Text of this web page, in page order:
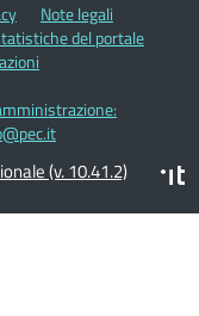
Note legali
del portale
(v. 10.41.2)